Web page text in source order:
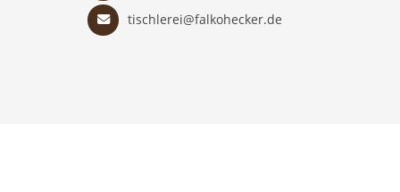
tischlerei@falkohecker.de